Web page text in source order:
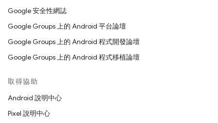
Google 安全性網誌
Google Groups 上的 Android 平台論壇
Google Groups 上的 Android 程式開發論壇
Google Groups 上的 Android 程式移植論壇
取得協助
Android 說明中心
Pixel 說明中心